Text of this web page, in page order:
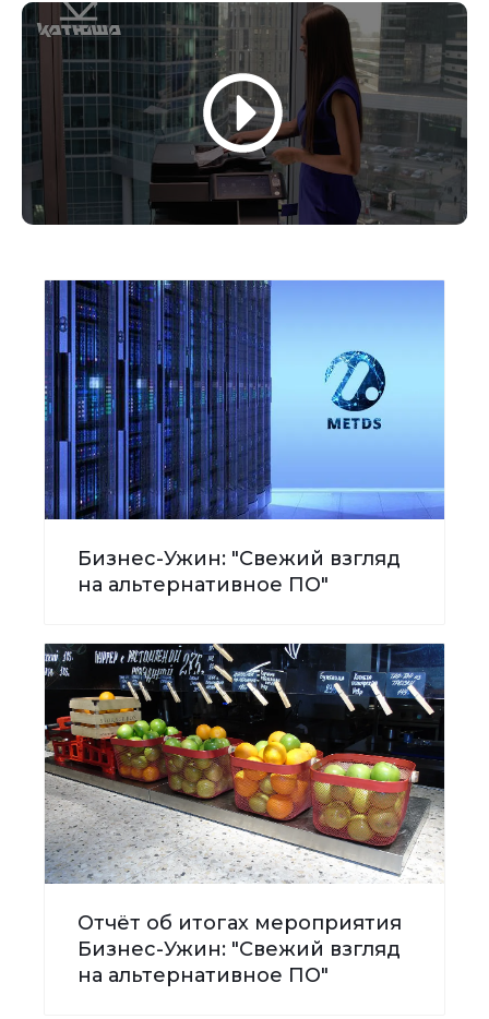
Бизнес-Ужин: "Свежий взгляд
на альтернативное ПО"
Отчёт об итогах мероприятия
Бизнес-Ужин: "Свежий взгляд
на альтернативное ПО"